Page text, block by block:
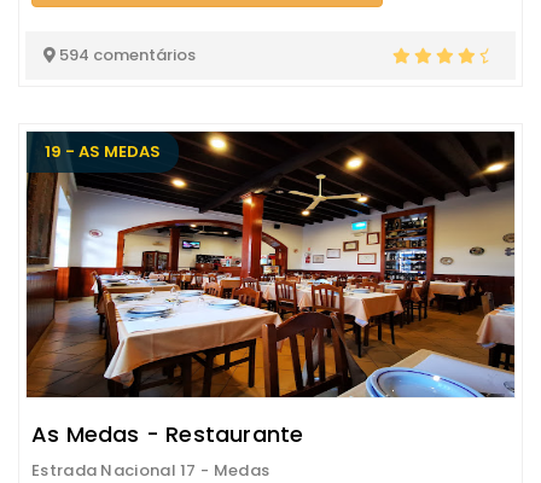
594 comentários
19 - AS MEDAS
As Medas - Restaurante
Estrada Nacional 17 - Medas